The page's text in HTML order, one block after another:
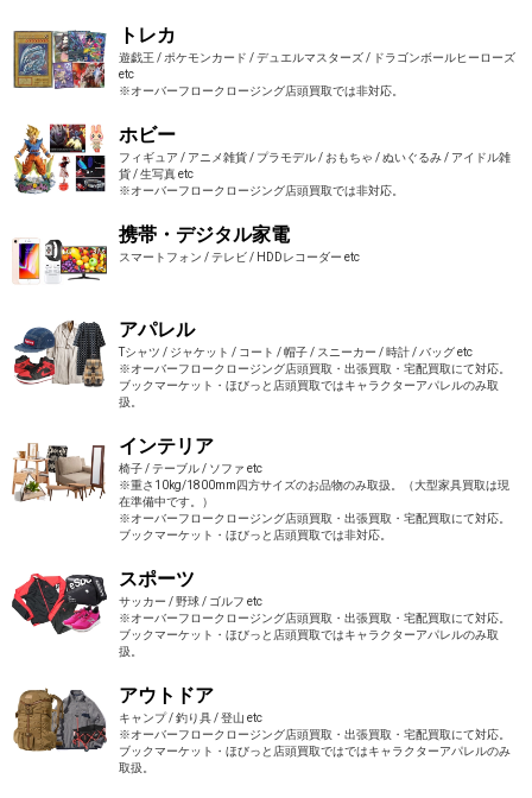
トレカ
遊戯王 / ポケモンカード / デュエルマスターズ / ドラゴンボールヒーローズ
etc
※オーバーフロークロージング店頭買取では非対応。
ホビー
フィギュア / アニメ雑貨 / プラモデル / おもちゃ / ぬいぐるみ / アイドル雑
貨 / 生写真 etc
※オーバーフロークロージング店頭買取では非対応。
携帯・デジタル家電
スマートフォン / テレビ / HDDレコーダー etc
アパレル
Tシャツ / ジャケット / コート / 帽子 / スニーカー / 時計 / バッグ etc
※オーバーフロークロージング店頭買取・出張買取・宅配買取にて対応。
ブックマーケット・ほびっと店頭買取ではキャラクターアパレルのみ取
扱。
インテリア
椅子 / テーブル / ソファ etc
※重さ10kg/1800mm四方サイズのお品物のみ取扱。（大型家具買取は現
在準備中です。）
※オーバーフロークロージング店頭買取・出張買取・宅配買取にて対応。
ブックマーケット・ほびっと店頭買取では非対応。
スポーツ
サッカー / 野球 / ゴルフ etc
※オーバーフロークロージング店頭買取・出張買取・宅配買取にて対応。
ブックマーケット・ほびっと店頭買取ではキャラクターアパレルのみ取
扱。
アウトドア
キャンプ / 釣り具 / 登山 etc
※オーバーフロークロージング店頭買取・出張買取・宅配買取にて対応。
ブックマーケット・ほびっと店頭買取ではではキャラクターアパレルのみ
取扱。